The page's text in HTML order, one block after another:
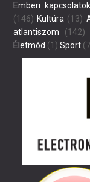
Emberi kapcsolatok
(146) Kultúra (13)
atlantiszom (142)
Életmód (1) Sport